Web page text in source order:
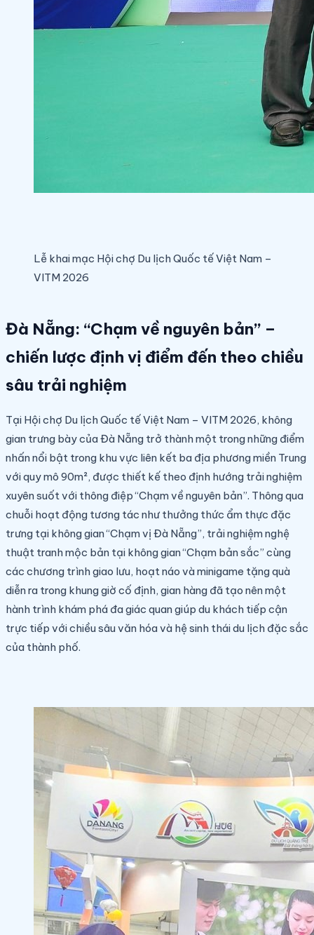
Lễ khai mạc Hội chợ Du lịch Quốc tế Việt Nam –
VITM 2026
Đà Nẵng: “Chạm về nguyên bản” –
chiến lược định vị điểm đến theo chiều
sâu trải nghiệm
Tại Hội chợ Du lịch Quốc tế Việt Nam – VITM 2026, không
gian trưng bày của Đà Nẵng trở thành một trong những điểm
nhấn nổi bật trong khu vực liên kết ba địa phương miền Trung
với quy mô 90m², được thiết kế theo định hướng trải nghiệm
xuyên suốt với thông điệp “Chạm về nguyên bản”. Thông qua
chuỗi hoạt động tương tác như thưởng thức ẩm thực đặc
trưng tại không gian “Chạm vị Đà Nẵng”, trải nghiệm nghệ
thuật tranh mộc bản tại không gian “Chạm bản sắc” cùng
các chương trình giao lưu, hoạt náo và minigame tặng quà
diễn ra trong khung giờ cố định, gian hàng đã tạo nên một
hành trình khám phá đa giác quan giúp du khách tiếp cận
trực tiếp với chiều sâu văn hóa và hệ sinh thái du lịch đặc sắc
của thành phố.